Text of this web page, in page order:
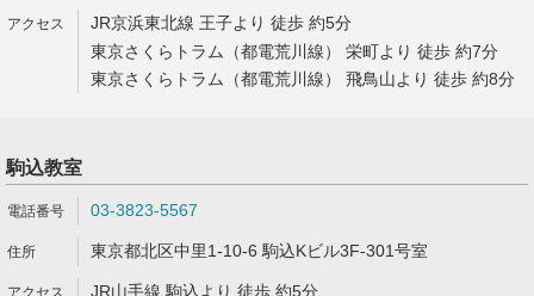
JR京浜東北線 王子より 徒歩 約5分
東京さくらトラム（都電荒川線） 栄町より 徒歩 約7分
東京さくらトラム（都電荒川線） 飛鳥山より 徒歩 約8分
駒込教室
03-3823-5567
東京都北区中里1-10-6 駒込Kビル3F-301号室
JR山手線 駒込より 徒歩 約5分